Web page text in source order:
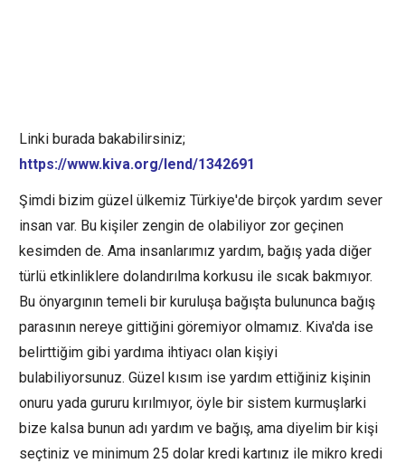
Linki burada bakabilirsiniz;
https://www.kiva.org/lend/1342691
Şimdi bizim güzel ülkemiz Türkiye'de birçok yardım sever
insan var. Bu kişiler zengin de olabiliyor zor geçinen
kesimden de. Ama insanlarımız yardım, bağış yada diğer
türlü etkinliklere dolandırılma korkusu ile sıcak bakmıyor.
Bu önyargının temeli bir kuruluşa bağışta bulununca bağış
parasının nereye gittiğini göremiyor olmamız. Kiva'da ise
belirttiğim gibi yardıma ihtiyacı olan kişiyi
bulabiliyorsunuz. Güzel kısım ise yardım ettiğiniz kişinin
onuru yada gururu kırılmıyor, öyle bir sistem kurmuşlarki
bize kalsa bunun adı yardım ve bağış, ama diyelim bir kişi
seçtiniz ve minimum 25 dolar kredi kartınız ile mikro kredi